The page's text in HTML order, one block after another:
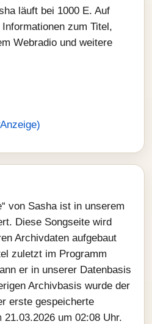
läuft bei 1000 E. Auf
zum Titel,
Webradio und weitere
von Sasha ist in unserem
Diese Songseite wird
Archivdaten aufgebaut
zuletzt im Programm
er in unserer Datenbasis
Archivbasis wurde der
erste gespeicherte
um 02:08 Uhr.